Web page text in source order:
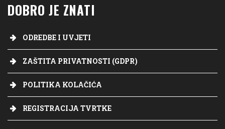
DOBRO JE ZNATI
ODREDBE I UVJETI
ZAŠTITA PRIVATNOSTI (GDPR)
POLITIKA KOLAČIĆA
REGISTRACIJA TVRTKE